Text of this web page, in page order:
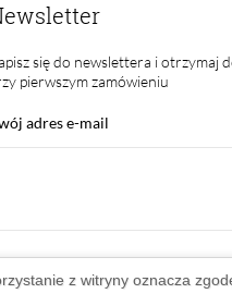
się do newslettera i otrzymaj
pierwszym zamówieniu
z witryny oznacza